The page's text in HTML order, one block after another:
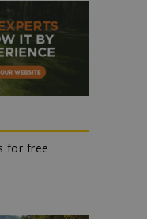
for free